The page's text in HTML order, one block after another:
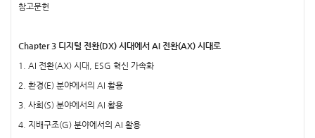
참고문헌
Chapter 3 디지털 전환(DX) 시대에서 AI 전환(AX) 시대로
1. AI 전환(AX) 시대, ESG 혁신 가속화
2. 환경(E) 분야에서의 AI 활용
3. 사회(S) 분야에서의 AI 활용
4. 지배구조(G) 분야에서의 AI 활용